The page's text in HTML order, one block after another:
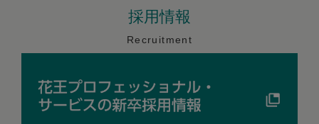
採用情報
Recruitment